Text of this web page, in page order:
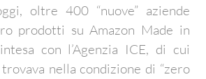
oltre 400 “nuove” aziende
prodotti su Amazon Made in
con l’Agenzia ICE, di cui
nella condizione di “zero